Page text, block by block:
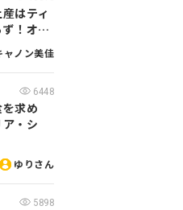
はティ
ず！オ…
ャノン美佳
6448
求め
・シ
ゆりさん
5898